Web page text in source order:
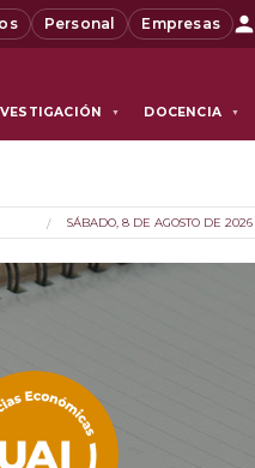
Personal Empresas
▼ DOCENCIA ▼
SÁBADO, 8 DE AGOSTO DE 2026